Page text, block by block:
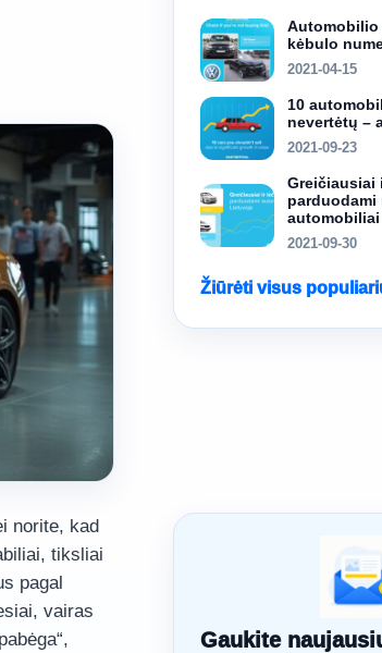
Automobilio
kėbulo
2021-04-15
10
nevertėtų –
2021-09-23
Greičiausiai
parduodami
2021-09-30
Žiūrėti visus
norite, kad
tiksliai
pagal
vairas
Gaukite